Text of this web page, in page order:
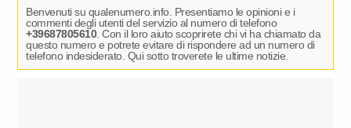
Benvenuti su qualenumero.info. Presentiamo le opinioni e i
commenti degli utenti del servizio al numero di telefono
+39687805610. Con il loro aiuto scoprirete chi vi ha chiamato da
questo numero e potrete evitare di rispondere ad un numero di
telefono indesiderato. Qui sotto troverete le ultime notizie.